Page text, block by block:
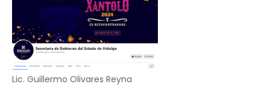
Lic. Guillermo Olivares Reyna